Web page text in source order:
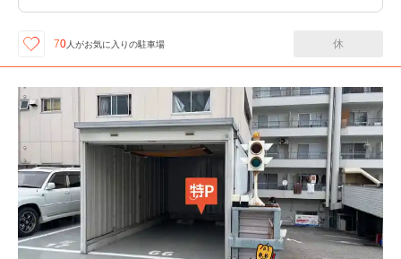
70人がお気に入りの駐車場 休